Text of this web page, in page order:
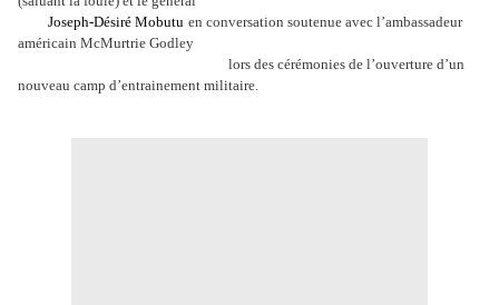
Joseph-Désiré Mobutu en conversation soutenue avec l’ambassadeur
américain McMurtrie Godley
lors des cérémonies de l’ouverture d’un
nouveau camp d’entrainement militaire.